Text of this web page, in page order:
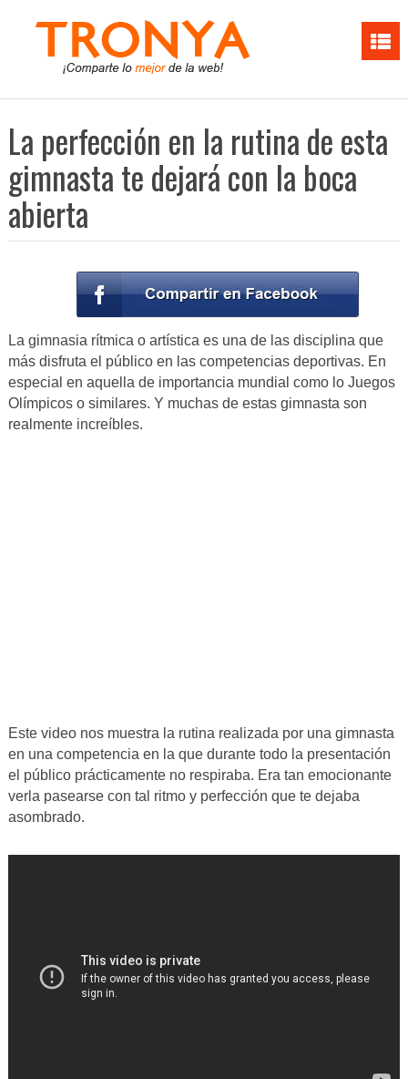
La perfección en la rutina de esta
gimnasta te dejará con la boca
abierta
La gimnasia rítmica o artística es una de las disciplina que
más disfruta el público en las competencias deportivas. En
especial en aquella de importancia mundial como lo Juegos
Olímpicos o similares. Y muchas de estas gimnasta son
realmente increíbles.
Este video nos muestra la rutina realizada por una gimnasta
en una competencia en la que durante todo la presentación
el público prácticamente no respiraba. Era tan emocionante
verla pasearse con tal ritmo y perfección que te dejaba
asombrado.